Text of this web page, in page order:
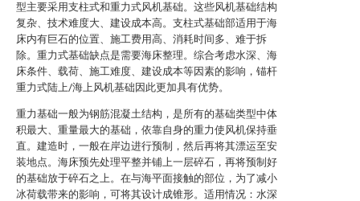
型主要采用支柱式和重力式风机基础。这些风机基础结构
复杂、技术难度大、建设成本高。支柱式基础部适用于海
床内有巨石的位置、施工费用高、消耗时间多、难于拆
除。重力式基础缺点是需要海床整理。综合考虑水深、海
床条件、载荷、施工难度、建设成本等因素的影响，锚杆
重力式陆上/海上风机基础因此更加具有优势。
重力基础一般为钢筋混凝土结构，是所有的基础类型中体
积最大、重量最大的基础，依靠自身的重力使风机保持垂
直。建造时，一般在岸边进行预制，然后再将其漂运至安
装地点。海床预先处理平整并铺上一层碎石，再将预制好
的基础放于碎石之上。在与海平面接触的部位，为了减小
冰荷载带来的影响，可将其设计成锥形。适用情况：水深